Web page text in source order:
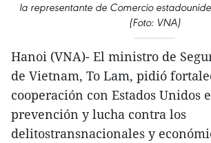
la representante de Comercio
(Foto: VNA)
Hanoi (VNA)- El ministro de
de Vietnam, To Lam, pidió
cooperación con Estados Unidos
prevención y lucha contra los
delitostransnacionales y